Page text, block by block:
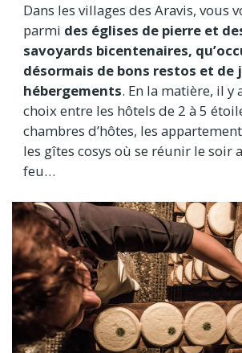
Dans les villages des Aravis, vous
parmi des églises de pierre et
savoyards bicentenaires,
désormais de bons restos et de
hébergements. En la matière, il y
choix entre les hôtels de 2 à 5
chambres d’hôtes, les
les gîtes cosys où se réunir le soir
feu…